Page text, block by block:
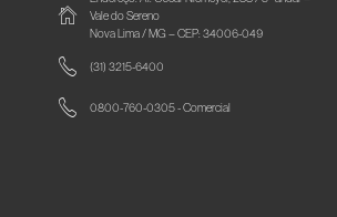
Vale do Sereno
Nova Lima / MG – CEP: 34006-049
(31) 3215-6400
0800-760-0305 - Comercial